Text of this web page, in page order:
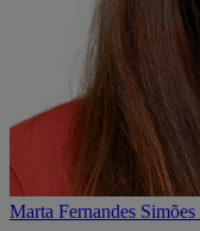
Marta Fernandes Simões